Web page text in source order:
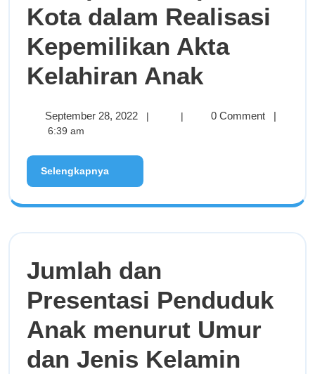
Kota dalam Realisasi
Kepemilikan Akta
Kelahiran Anak
September 28, 2022 | | 0 Comment |
6:39 am
Selengkapnya
Jumlah dan
Presentasi Penduduk
Anak menurut Umur
dan Jenis Kelamin